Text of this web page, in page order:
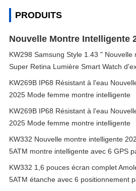
PRODUITS
Nouvelle Montre Intelligente
KW298 Samsung Style 1.43 "
Super Retina Lumière Smart Watch
KW269B IP68 Résistant à l'eau
2025 Mode femme montre intelligente
KW269B IP68 Résistant à l'eau
2025 Mode femme montre intelligente
KW332 Nouvelle montre intelligente
5ATM montre intelligente avec 6 GPS
KW332 1,6 pouces écran complet
5ATM étanche avec 6 positionnement